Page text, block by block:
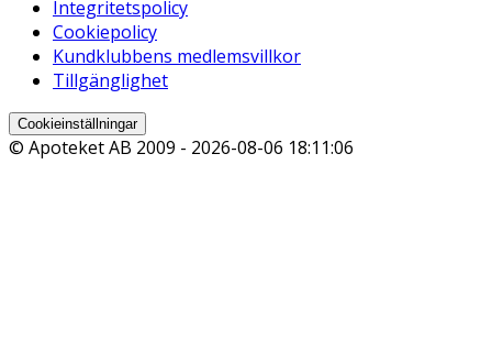
Integritetspolicy
Cookiepolicy
Kundklubbens medlemsvillkor
Tillgänglighet
Cookieinställningar
© Apoteket AB 2009 - 2026-08-06 18:11:06